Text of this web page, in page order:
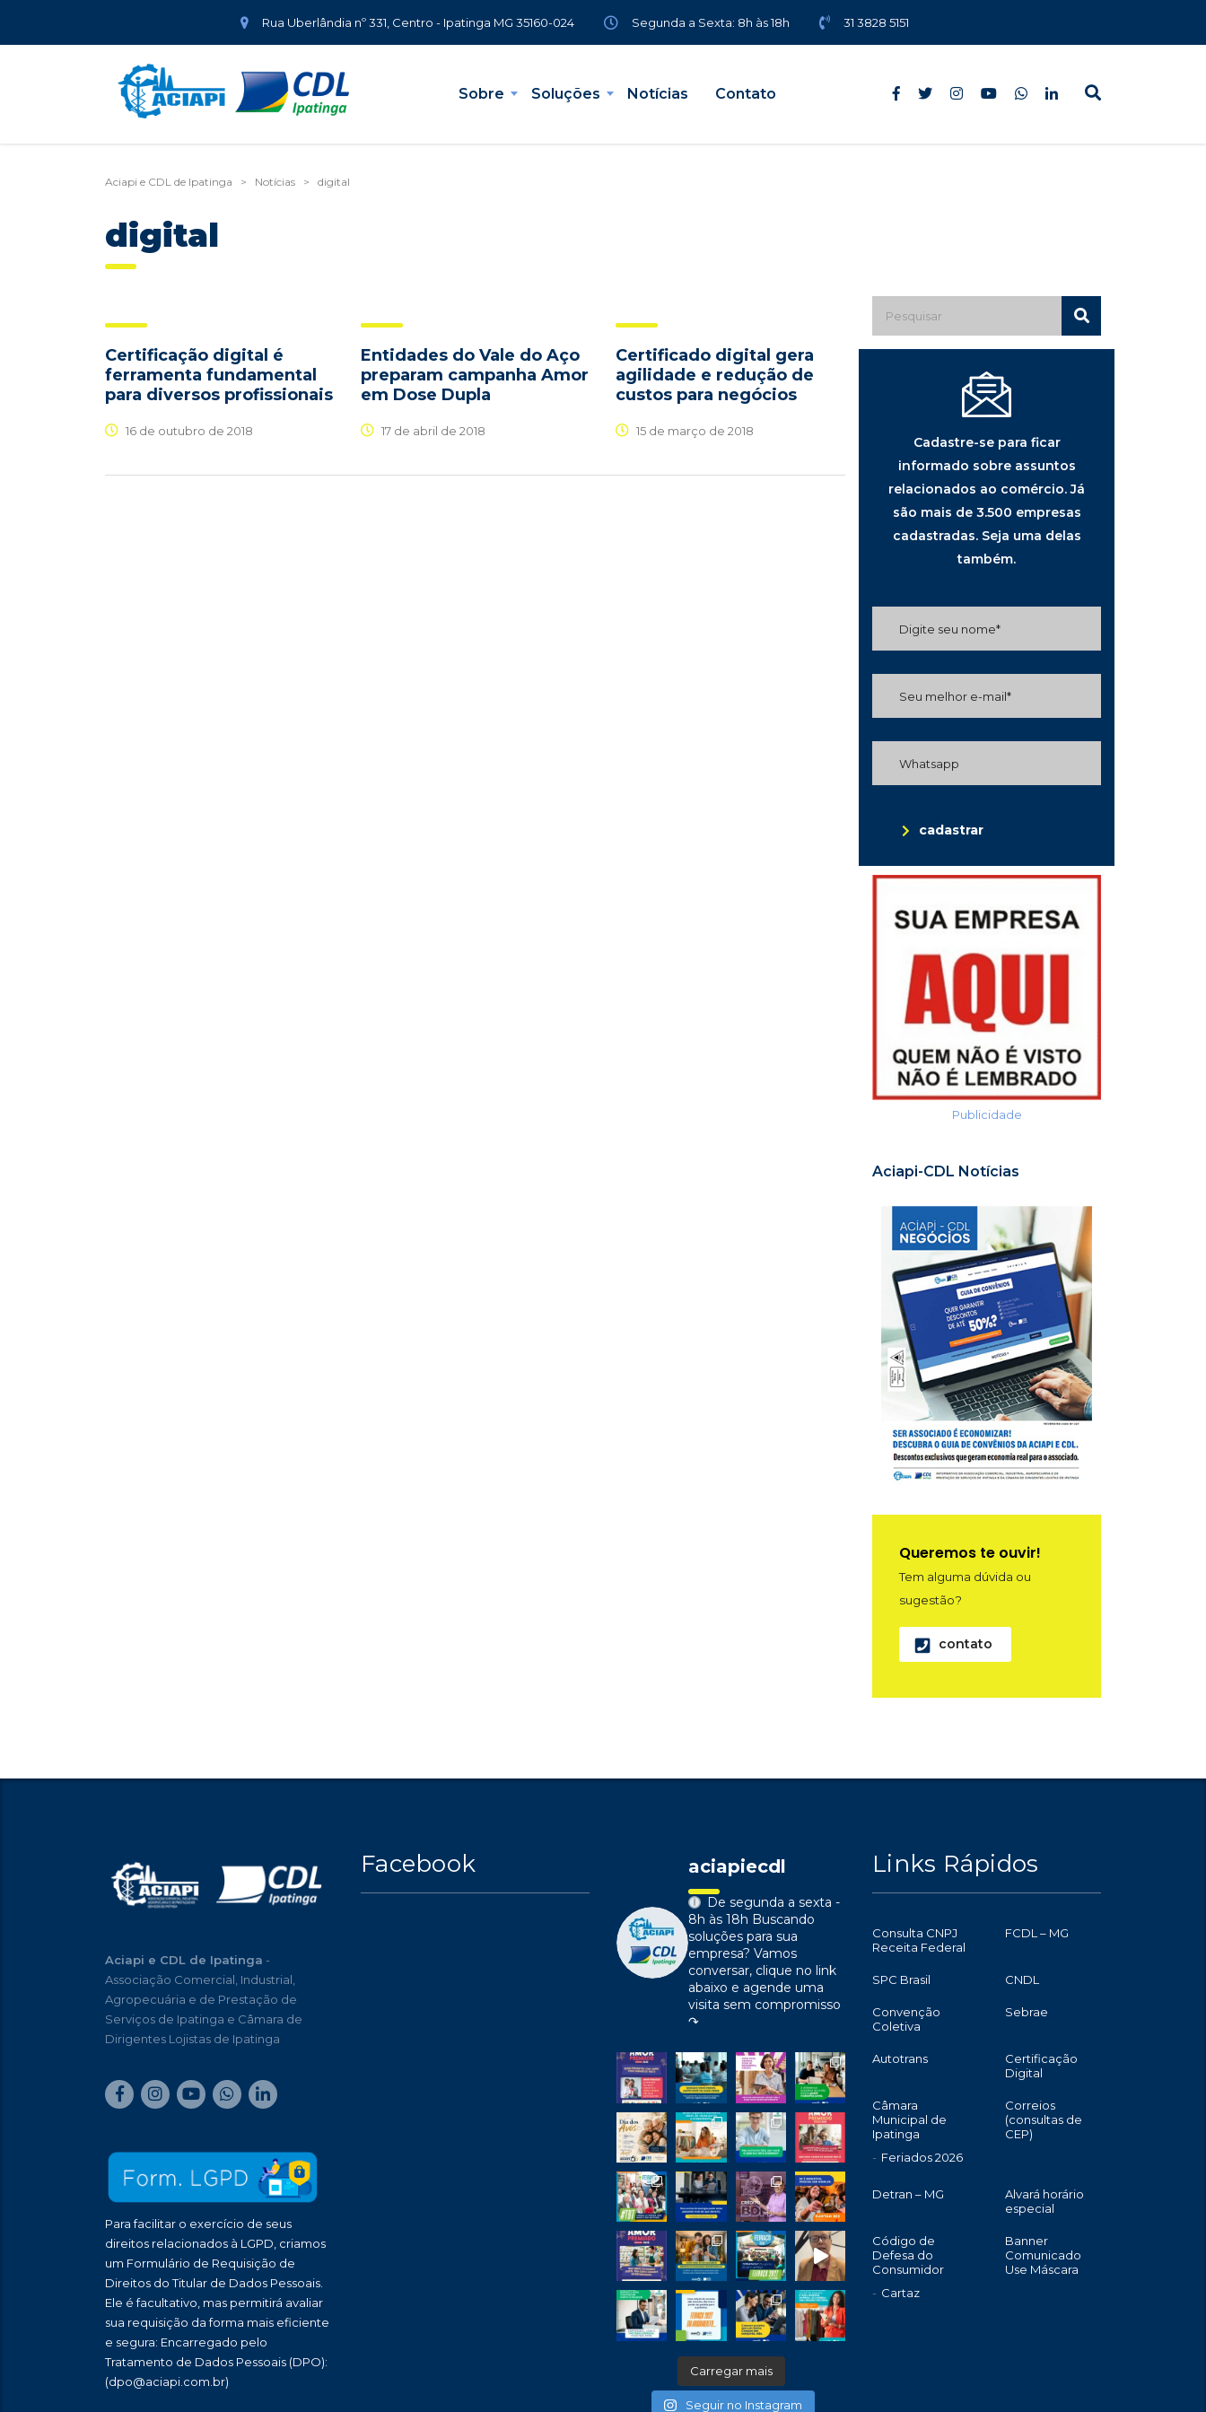
Rua Uberlândia nº 331, Centro - Ipatinga MG 35160-024 Segunda a Sexta: 8h às 18h 31 3828 5151
Sobre Soluções Notícias Contato
Aciapi e CDL de Ipatinga > Notícias > digital
digital
Certificação digital é
ferramenta fundamental
para diversos profissionais
16 de outubro de 2018
Entidades do Vale do Aço
preparam campanha Amor
em Dose Dupla
17 de abril de 2018
Certificado digital gera
agilidade e redução de
custos para negócios
15 de março de 2018
Cadastre-se para ficar
informado sobre assuntos
relacionados ao comércio. Já
são mais de 3.500 empresas
cadastradas. Seja uma delas
também.
cadastrar
Publicidade
Aciapi-CDL Notícias
Queremos te ouvir!
Tem alguma dúvida ou
sugestão?
contato
Aciapi e CDL de Ipatinga -
Associação Comercial, Industrial,
Agropecuária e de Prestação de
Serviços de Ipatinga e Câmara de
Dirigentes Lojistas de Ipatinga
Para facilitar o exercício de seus
direitos relacionados à LGPD, criamos
um Formulário de Requisição de
Direitos do Titular de Dados Pessoais.
Ele é facultativo, mas permitirá avaliar
sua requisição da forma mais eficiente
e segura: Encarregado pelo
Tratamento de Dados Pessoais (DPO):
(dpo@aciapi.com.br)
Facebook aciapiecdl
De segunda a sexta -
8h às 18h Buscando
soluções para sua
empresa? Vamos
conversar, clique no link
abaixo e agende uma
visita sem compromisso
↷
Carregar mais
Seguir no Instagram
Links Rápidos
Consulta CNPJ
Receita Federal
FCDL – MG
SPC Brasil CNDL
Convenção
Coletiva
Sebrae
Autotrans
Certificação
Digital
Câmara
Municipal de
Ipatinga
Feriados 2026
Correios
(consultas de
CEP)
Detran – MG
Alvará horário
especial
Código de
Defesa do
Consumidor
Cartaz
Banner
Comunicado
Use Máscara